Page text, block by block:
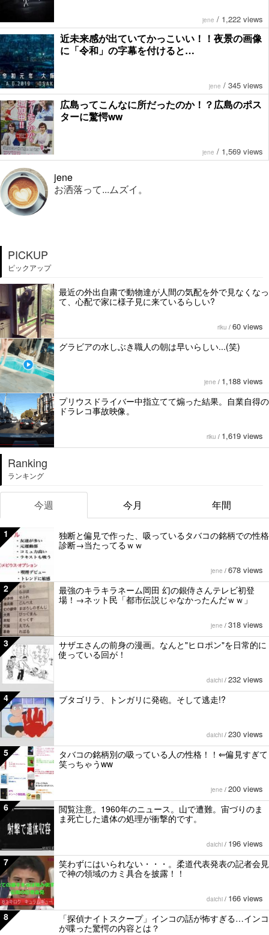
jene / 1,222 views
近未来感が出ていてかっこいい！！夜景の画像
に「令和」の字幕を付けると…
jene / 345 views
広島ってこんなに所だったのか！？広島のポス
ターに驚愕ww
jene / 1,569 views
jene
お洒落って...ムズイ。
PICKUP
ピックアップ
最近の外出自粛で動物達が人間の気配を外で見なくなっ
て、心配で家に様子見に来ているらしい?
riku / 60 views
グラビアの水しぶき職人の朝は早いらしい...(笑)
jene / 1,188 views
プリウスドライバー中指立てて煽った結果。自業自得の
ドラレコ事故映像。
riku / 1,619 views
Ranking
ランキング
今週 今月 年間
1
独断と偏見で作った、吸っているタバコの銘柄での性格
診断→当たってるｗｗ
jene / 678 views
2
最強のキラキラネーム岡田 幻の銀侍さんテレビ初登
場！→ネット民「都市伝説じゃなかったんだｗｗ」
jene / 318 views
3
サザエさんの前身の漫画。なんと"ヒロポン"を日常的に
使っている回が！
daichi / 232 views
4 ブタゴリラ、トンガリに発砲。そして逃走!?
daichi / 230 views
5
タバコの銘柄別の吸っている人の性格！！⇐偏見すぎて
笑っちゃうww
jene / 200 views
6
閲覧注意。1960年のニュース。山で遭難。宙づりのま
ま死亡した遺体の処理が衝撃的です。
daichi / 196 views
7
笑わずにはいられない・・・。柔道代表発表の記者会見
で神の領域のカミ具合を披露！！
daichi / 166 views
8
「探偵ナイトスクープ」インコの話が怖すぎる…インコ
が喋った驚愕の内容とは？